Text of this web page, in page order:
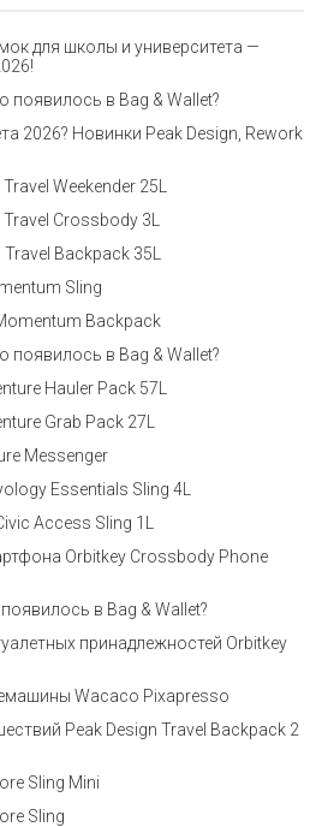
для школы и университета —
в Bag & Wallet?
2026? Новинки Peak Design, Rework
Weekender 25L
Crossbody 3L
Backpack 35L
Sling
Backpack
в Bag & Wallet?
Hauler Pack 57L
Grab Pack 27L
Messenger
Essentials Sling 4L
Access Sling 1L
Orbitkey Crossbody Phone
в Bag & Wallet?
принадлежностей Orbitkey
Wacaco Pixapresso
Peak Design Travel Backpack 2
Sling Mini
Sling